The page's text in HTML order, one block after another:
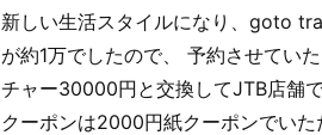
新しい生活スタイルになり、goto
が約1万でしたので、 予約させてい
チャー30000円と交換してJTB店舗
クーポンは2000円紙クーポンでい